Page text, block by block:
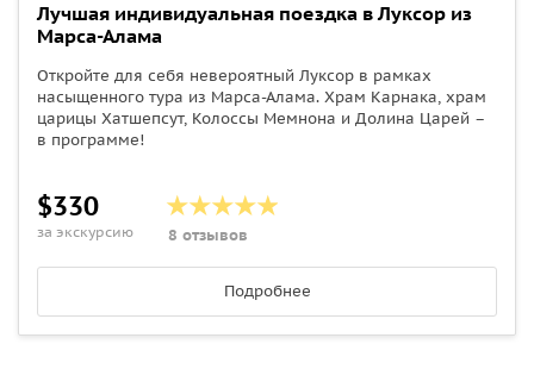
Лучшая индивидуальная поездка в Луксор из
Марса-Алама
Откройте для себя невероятный Луксор в рамках
насыщенного тура из Марса-Алама. Храм Карнака, храм
царицы Хатшепсут, Колоссы Мемнона и Долина Царей –
в программе!
$330
за экскурсию 8 отзывов
Подробнее